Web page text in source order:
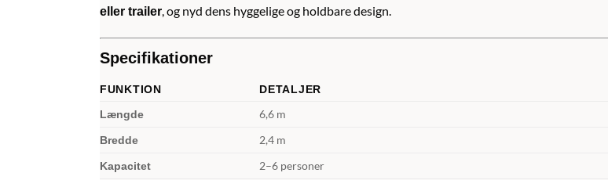
eller trailer, og nyd dens hyggelige og holdbare design.
Specifikationer
FUNKTION
DETALJER
Længde
6,6 m
Bredde 2,4 m
Kapacitet 2–6 personer